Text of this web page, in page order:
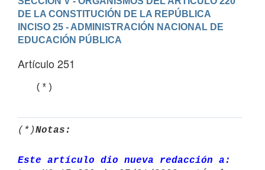
DE LA CONSTITUCIÓN DE LA REPÚBLICA
INCISO 25 - ADMINISTRACIÓN NACIONAL DE
EDUCACIÓN PÚBLICA
Artículo 251
   (*)
(*)Notas:
Este artículo dio nueva redacción a: